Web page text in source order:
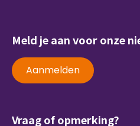
Meld je aan voor onze
Aanmelden
Vraag of opmerking?